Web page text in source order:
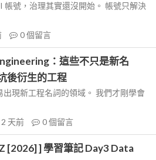
帳號，治理其實還沒開始。 帳號只解決
0個留言
：這些不只是新名
後衍生的工程
現新工程名詞的領域。 我們才剛學會
2 天前 0個留言
[2026] ] 學習筆記 Day3 Data